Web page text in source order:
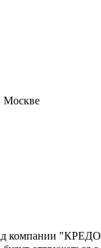
Москве
"КРЕДО" в